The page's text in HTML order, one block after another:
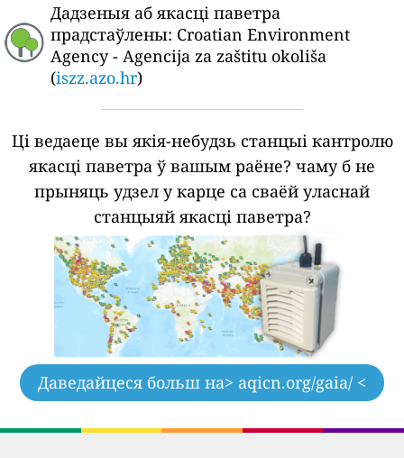
Дадзеныя аб якасці паветра
прадстаўлены: Croatian Environment
Agency - Agencija za zaštitu okoliša
(iszz.azo.hr)
Ці ведаеце вы якія-небудзь станцыі кантролю
якасці паветра ў вашым раёне? чаму б не
прыняць удзел у карце са сваёй уласнай
станцыяй якасці паветра?
Даведайцеся больш на> aqicn.org/gaia/ <